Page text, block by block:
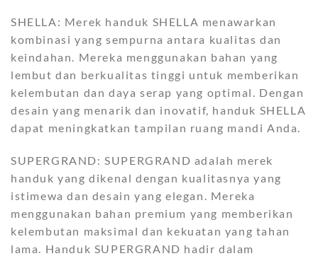
SHELLA: Merek handuk SHELLA menawarkan
kombinasi yang sempurna antara kualitas dan
keindahan. Mereka menggunakan bahan yang
lembut dan berkualitas tinggi untuk memberikan
kelembutan dan daya serap yang optimal. Dengan
desain yang menarik dan inovatif, handuk SHELLA
dapat meningkatkan tampilan ruang mandi Anda.
SUPERGRAND: SUPERGRAND adalah merek
handuk yang dikenal dengan kualitasnya yang
istimewa dan desain yang elegan. Mereka
menggunakan bahan premium yang memberikan
kelembutan maksimal dan kekuatan yang tahan
lama. Handuk SUPERGRAND hadir dalam